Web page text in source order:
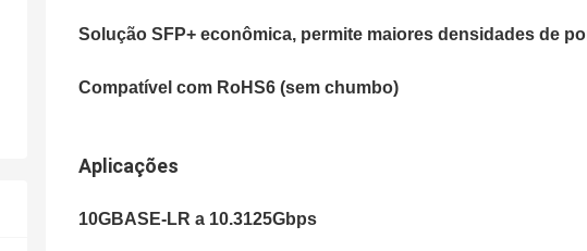
Solução SFP+ econômica, permite maiores densidades de
Compatível com RoHS6 (sem chumbo)
Aplicações
10GBASE-LR a 10.3125Gbps